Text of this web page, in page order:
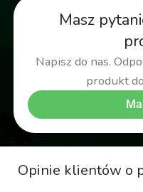
Masz
Napisz do nas.
produkt
Opinie klientów o